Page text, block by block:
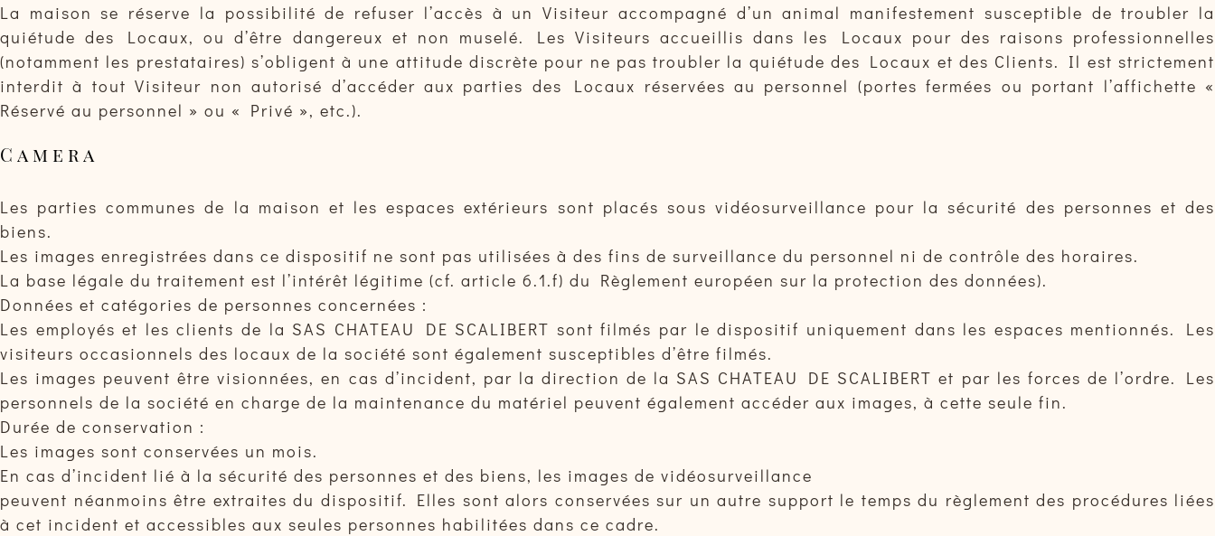
La maison se réserve la possibilité de refuser l’accès à un Visiteur accompagné d’un animal manifestement susceptible de troubler la
quiétude des Locaux, ou d’être dangereux et non muselé. Les Visiteurs accueillis dans les Locaux pour des raisons professionnelles
(notamment les prestataires) s’obligent à une attitude discrète pour ne pas troubler la quiétude des Locaux et des Clients. Il est strictement
interdit à tout Visiteur non autorisé d’accéder aux parties des Locaux réservées au personnel (portes fermées ou portant l’affichette «
Réservé au personnel » ou « Privé », etc.).
Camera
Les parties communes de la maison et les espaces extérieurs sont placés sous vidéosurveillance pour la sécurité des personnes et des
biens.
Les images enregistrées dans ce dispositif ne sont pas utilisées à des fins de surveillance du personnel ni de contrôle des horaires.
La base légale du traitement est l’intérêt légitime (cf. article 6.1.f) du Règlement européen sur la protection des données).
Données et catégories de personnes concernées :
Les employés et les clients de la SAS CHATEAU DE SCALIBERT sont filmés par le dispositif uniquement dans les espaces mentionnés. Les
visiteurs occasionnels des locaux de la société sont également susceptibles d’être filmés.
Les images peuvent être visionnées, en cas d’incident, par la direction de la SAS CHATEAU DE SCALIBERT et par les forces de l’ordre. Les
personnels de la société en charge de la maintenance du matériel peuvent également accéder aux images, à cette seule fin.
Durée de conservation :
Les images sont conservées un mois.
En cas d’incident lié à la sécurité des personnes et des biens, les images de vidéosurveillance
peuvent néanmoins être extraites du dispositif. Elles sont alors conservées sur un autre support le temps du règlement des procédures liées
à cet incident et accessibles aux seules personnes habilitées dans ce cadre.